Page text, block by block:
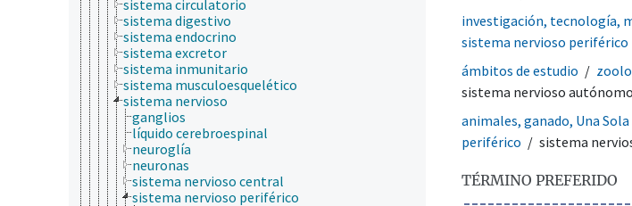
sistema circulatorio
sistema digestivo
sistema endocrino
sistema excretor
sistema inmunitario
sistema musculoesquelético
sistema nervioso
ganglios
líquido cerebroespinal
neuroglía
neuronas
sistema nervioso central
sistema nervioso periférico
investigación, tecnología,
sistema nervioso periférico
ámbitos de estudio
sistema nervioso autónomo
animales, ganado, Una Sola
periférico
sistema
TÉRMINO PREFERIDO